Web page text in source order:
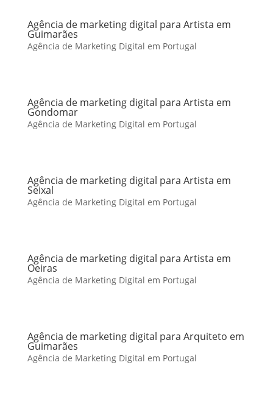
Agência de marketing digital para Artista em
Guimarães
Agência de Marketing Digital em Portugal
Agência de marketing digital para Artista em
Gondomar
Agência de Marketing Digital em Portugal
Agência de marketing digital para Artista em
Seixal
Agência de Marketing Digital em Portugal
Agência de marketing digital para Artista em
Oeiras
Agência de Marketing Digital em Portugal
Agência de marketing digital para Arquiteto em
Guimarães
Agência de Marketing Digital em Portugal